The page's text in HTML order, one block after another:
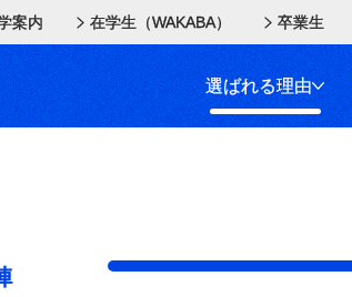
ーでご覧の方へ
案内 在学生（WAKABA） 卒業生
選ばれる理由